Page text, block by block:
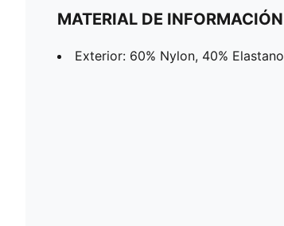
MATERIAL DE INFORMACIÓN
Exterior: 60% Nylon, 40% Elastano